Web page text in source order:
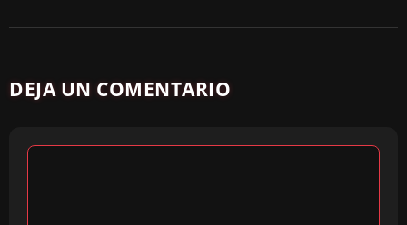
DEJA UN COMENTARIO